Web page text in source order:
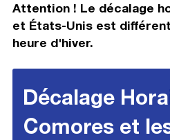
Attention ! Le décalage
et États-Unis est
heure d'hiver.
Décalage
Comores et